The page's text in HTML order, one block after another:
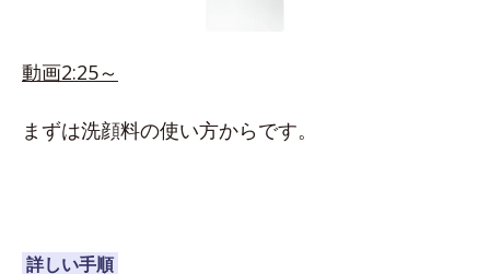
動画2:25～
まずは洗顔料の使い方からです。
詳しい手順